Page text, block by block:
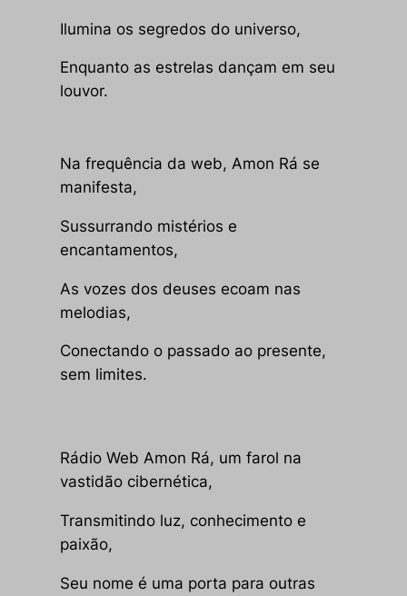
Ilumina os segredos do universo,
Enquanto as estrelas dançam em seu
louvor.
Na frequência da web, Amon Rá se
manifesta,
Sussurrando mistérios e
encantamentos,
As vozes dos deuses ecoam nas
melodias,
Conectando o passado ao presente,
sem limites.
Rádio Web Amon Rá, um farol na
vastidão cibernética,
Transmitindo luz, conhecimento e
paixão,
Seu nome é uma porta para outras